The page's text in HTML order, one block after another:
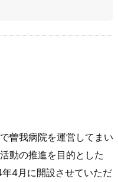
曽我病院を運営してまい
動の推進を目的とした
年4月に開設させていただ